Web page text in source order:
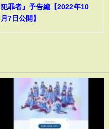
犯罪者』予告編【2022年10
月7日公開】